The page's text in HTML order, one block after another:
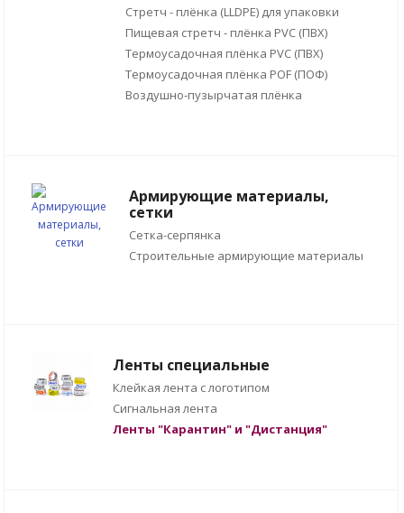
Стретч - плёнка (LLDPE) для упаковки
Пищевая стретч - плёнка PVC (ПВХ)
Термоусадочная плёнка PVC (ПВХ)
Термоусадочная плёнка POF (ПОФ)
Воздушно-пузырчатая плёнка
Армирующие материалы,
сетки
Сетка-серпянка
Строительные армирующие материалы
Ленты специальные
Клейкая лента с логотипом
Сигнальная лента
Ленты "Карантин" и "Дистанция"